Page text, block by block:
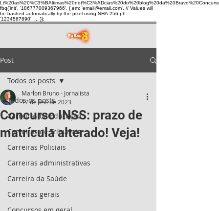
fbq('init', '186777009367966', { em: 'email@email.com', // Values will
be hashed automatically by the pixel using SHA-256 ph:
'1234567890', ... });
Post
Todos os posts
Carreiras da Educação
Carreiras de Tribunais
Carreiras Policiais
Carreiras administrativas
Carreira da Saúde
Carreiras gerais
Todos os posts
Concurso INSS: prazo de
matrícula alterado! Veja!
Marlon Bruno - Jornalista
17 de fev. de 2023